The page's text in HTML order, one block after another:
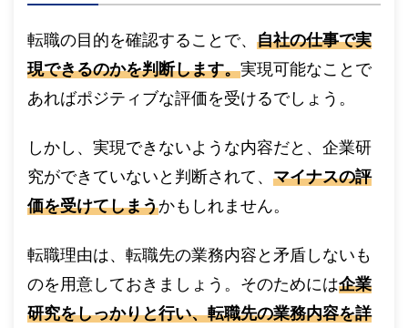
転職の目的を確認することで、 自社の仕事で実
現できるのかを判断します。実現可能なことで
あればポジティブな評価を受けるでしょう。
しかし、実現できないような内容だと、企業研
究ができていないと判断されて、 マイナスの評
価を受けてしまうかもしれません。
転職理由は、転職先の業務内容と矛盾しないも
のを用意しておきましょう。そのためには企業
研究をしっかりと行い、転職先の業務内容を詳